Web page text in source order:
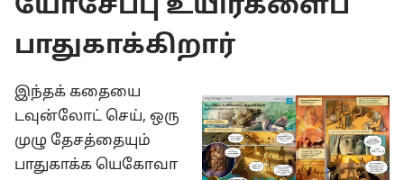
யோசேப்பு உயிர்களைப்
பாதுகாக்கிறார்
இந்தக் கதையை
டவுன்லோட் செய், ஒரு
முழு தேசத்தையும்
பாதுகாக்க யெகோவா